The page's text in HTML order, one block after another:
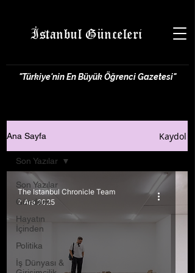
İstanbul Günceleri
"Türkiye'nin En Büyük Öğrenci Gazetesi"
Ana Sayfa Kaydol
Son Yazılar
Gündem
Hayatın
İçinden
Politika
İş Dünyası &
Son Yazılar
The Istanbul Chronicle Team
7 Ara 2025